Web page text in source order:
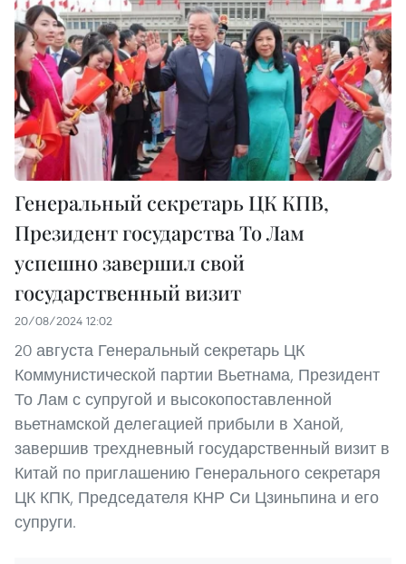
Генеральный секретарь ЦК КПВ,
Президент государства То Лам
успешно завершил свой
государственный визит
20/08/2024 12:02
20 августа Генеральный секретарь ЦК
Коммунистической партии Вьетнама, Президент
То Лам с супругой и высокопоставленной
вьетнамской делегацией прибыли в Ханой,
завершив трехдневный государственный визит в
Китай по приглашению Генерального секретаря
ЦК КПК, Председателя КНР Си Цзиньпина и его
супруги.